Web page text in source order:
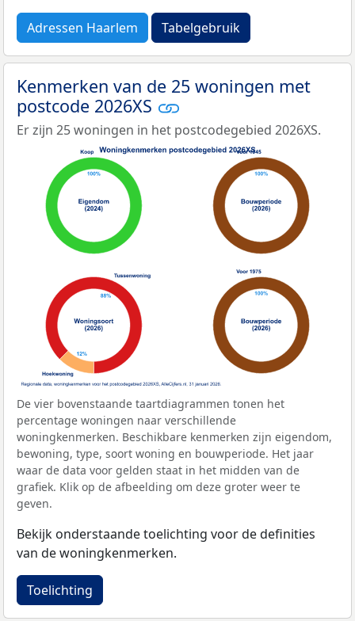
Adressen Haarlem Tabelgebruik
Kenmerken van de 25 woningen met
postcode 2026XS
Er zijn 25 woningen in het postcodegebied 2026XS.
De vier bovenstaande taartdiagrammen tonen het
percentage woningen naar verschillende
woningkenmerken. Beschikbare kenmerken zijn eigendom,
bewoning, type, soort woning en bouwperiode. Het jaar
waar de data voor gelden staat in het midden van de
grafiek. Klik op de afbeelding om deze groter weer te
geven.
Bekijk onderstaande toelichting voor de definities
van de woningkenmerken.
Toelichting